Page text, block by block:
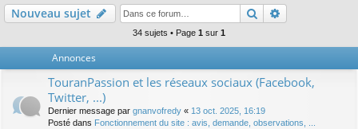
h
Nouveau sujet Rechercher
34 sujets • Page 1 sur 1
Annonces
TouranPassion et les réseaux sociaux (Facebook,
Twitter, ...)
Dernier message par gnanvofredy « 13 oct. 2025, 16:19
Posté dans Fonctionnement du site : avis, demande, observations, ...